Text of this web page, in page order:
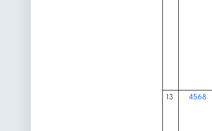
13. 4568